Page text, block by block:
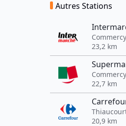
Autres Stations
Commercy
23,2 km
Commercy
22,7 km
20,9 km